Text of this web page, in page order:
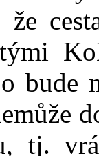
že
bude
tj.